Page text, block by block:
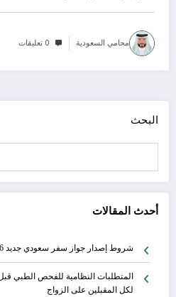
محامي السعودية 0 تعليقات
البحث
أحدث المقالات
شروط إصدار جواز سفر سعودي جديد 2026
المتطلبات النظامية للفحص الطبي
لكل المقبلين على الزواج